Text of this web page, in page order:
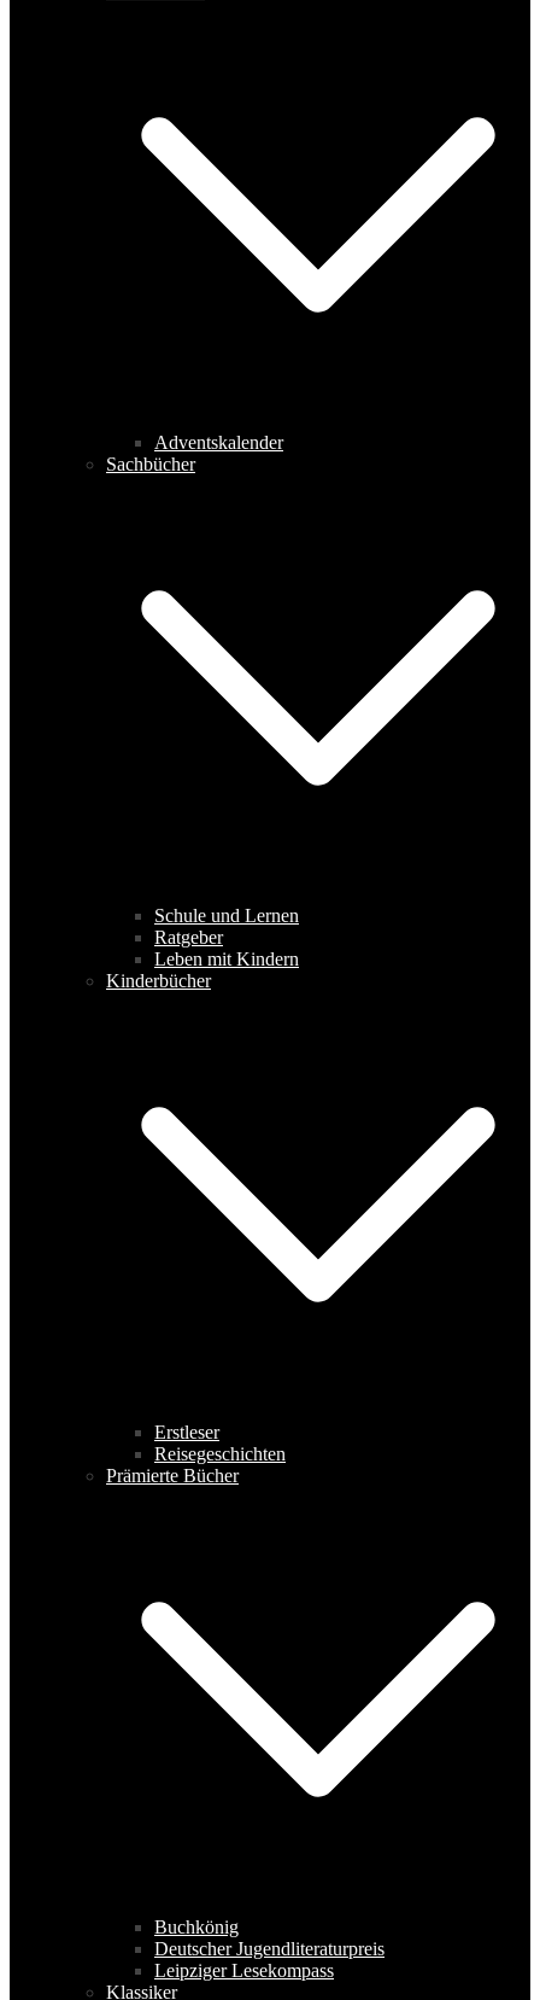
Adventskalender
Sachbücher
Schule und Lernen
Ratgeber
Leben mit Kindern
Kinderbücher
Erstleser
Reisegeschichten
Prämierte Bücher
Buchkönig
Deutscher Jugendliteraturpreis
Leipziger Lesekompass
Klassiker